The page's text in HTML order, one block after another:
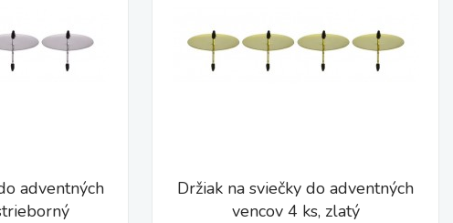
adventných
Držiak na sviečky do adventných
vencov 4 ks, zlatý